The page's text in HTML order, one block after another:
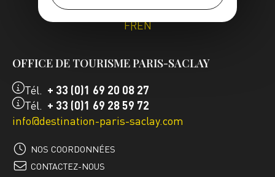
FREN
OFFICE DE TOURISME PARIS-SACLAY
Tél. + 33 (0)1 69 20 08 27
Tél. + 33 (0)1 69 28 59 72
info@destination-paris-saclay.com
NOS COORDONNÉES
CONTACTEZ-NOUS